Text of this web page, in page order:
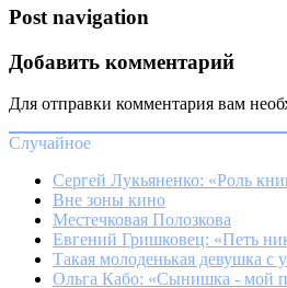
Post navigation
Добавить комментарий
Для отправки комментария вам
Случайное
Сергей Лукьяненко: «Роль
Вне зоны кино
Местечковая Полозкова
Евгений Гришковец: «Петь
Такая молоденькая девушка с
Ольга Кабо: «Сынишка - мой